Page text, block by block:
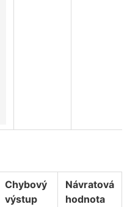
Chybový
výstup
Návratová
hodnota